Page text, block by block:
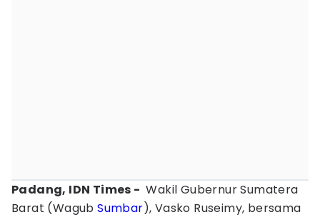
Padang, IDN Times - Wakil Gubernur Sumatera
Barat (WagubSumbar), Vasko Ruseimy, bersama